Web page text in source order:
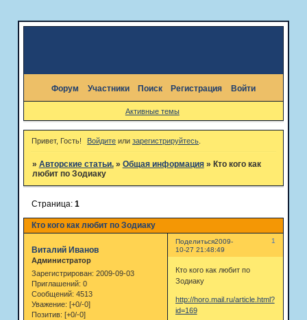
Форум Участники Поиск Регистрация Войти
Активные темы
Привет, Гость! Войдите илизарегистрируйтесь
» Авторские статьи. » Общая информация » Кто кого как
любит по Зодиаку
Кто кого как любит по Зодиаку
Страница: 1
Поделиться 1
2009-
10-27 21:48:49
Виталий Иванов
Администратор
Зарегистрирован: 2009-09-03
Приглашений: 0
Сообщений: 4513
Уважение: [+0/-0]
Позитив: [+0/-0]
Кто кого как любит по
Зодиаку
http://horo.mail.ru/article.html?
id=169